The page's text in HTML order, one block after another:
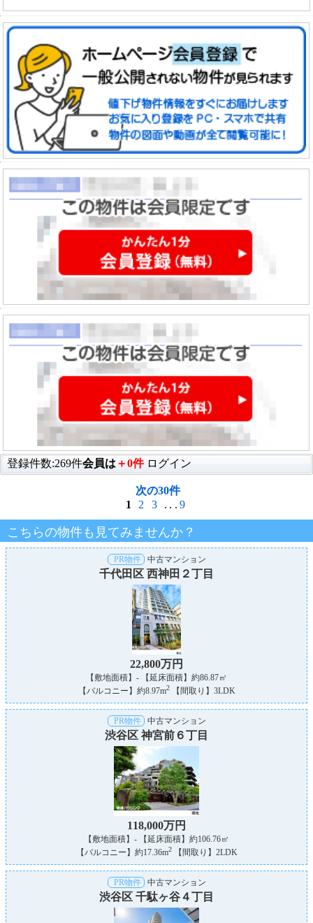
登録件数:269件会員は ＋0件 ログイン
次の30件
1
2 3 ... 9
こちらの物件も見てみませんか？
PR物件 中古マンション
千代田区 西神田２丁目
22,800万円
【敷地面積】- 【延床面積】約86.87㎡
【バルコニー】約8.97m2【間取り】3LDK
PR物件 中古マンション
渋谷区 神宮前６丁目
118,000万円
【敷地面積】- 【延床面積】約106.76㎡
【バルコニー】約17.36m2【間取り】2LDK
PR物件 中古マンション
渋谷区 千駄ヶ谷４丁目